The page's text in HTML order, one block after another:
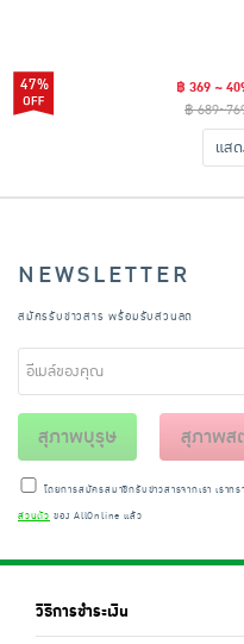
47%
฿ 369 ~
฿
แส
NEWSLETTER
สมัครรับข่าวสาร พร้อมรับส่วนลด
สุภาพบุรุษ สุภาพส
โดยการสมัครสมาชิกรับข่าวสารจากเรา เราท
ส่วนตัว ของ AllOnline แล้ว
วิธีการชำระเงิน